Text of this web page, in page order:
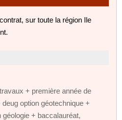
sur toute la région Ile
+ première année de
option géotechnique +
+ baccalauréat,